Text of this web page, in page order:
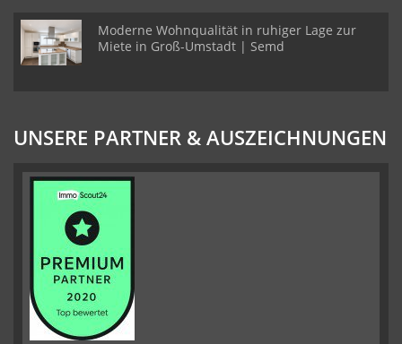
Moderne Wohnqualität in ruhiger Lage zur
Miete in Groß-Umstadt | Semd
UNSERE PARTNER & AUSZEICHNUNGEN